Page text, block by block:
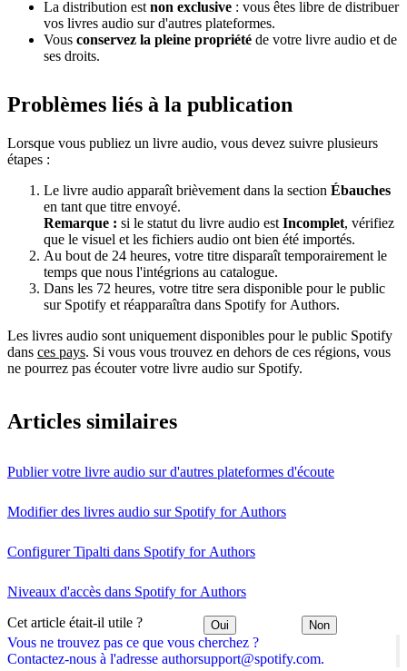
Vous ne trouvez pas ce que vous cherchez ?
Contactez-nous à l'adresse authorsupport@spotify.com.
La distribution est non exclusive : vous êtes libre de distribuer
vos livres audio sur d'autres plateformes.
Vous conservez la pleine propriété de votre livre audio et de
ses droits.
Problèmes liés à la publication
Lorsque vous publiez un livre audio, vous devez suivre plusieurs
étapes :
Le livre audio apparaît brièvement dans la section Ébauches
en tant que titre envoyé.
Remarque : si le statut du livre audio est Incomplet, vérifiez
que le visuel et les fichiers audio ont bien été importés.
Au bout de 24 heures, votre titre disparaît temporairement le
temps que nous l'intégrions au catalogue.
Dans les 72 heures, votre titre sera disponible pour le public
sur Spotify et réapparaîtra dans Spotify for Authors.
Les livres audio sont uniquement disponibles pour le public Spotify
dans ces pays. Si vous vous trouvez en dehors de ces régions, vous
ne pourrez pas écouter votre livre audio sur Spotify.
Articles similaires
Publier votre livre audio sur d'autres plateformes d'écoute
Modifier des livres audio sur Spotify for Authors
Configurer Tipalti dans Spotify for Authors
Niveaux d'accès dans Spotify for Authors
Cet article était-il utile ? Oui Non